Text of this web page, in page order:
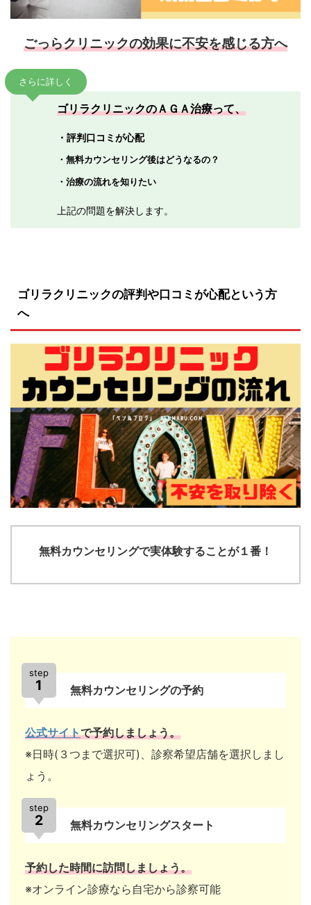
ごっらクリニックの効果に不安を感じる方へ
さらに詳しく
ゴリラクリニックのＡＧＡ治療って、
・評判口コミが心配
・無料カウンセリング後はどうなるの？
・治療の流れを知りたい
上記の問題を解決します。
ゴリラクリニックの評判や口コミが心配という方
へ
無料カウンセリングで実体験することが１番！
step
1 無料カウンセリングの予約
公式サイトで予約しましょう。
※日時(３つまで選択可)、診察希望店舗を選択しまし
ょう。
step
2 無料カウンセリングスタート
予約した時間に訪問しましょう。
※オンライン診療なら自宅から診察可能